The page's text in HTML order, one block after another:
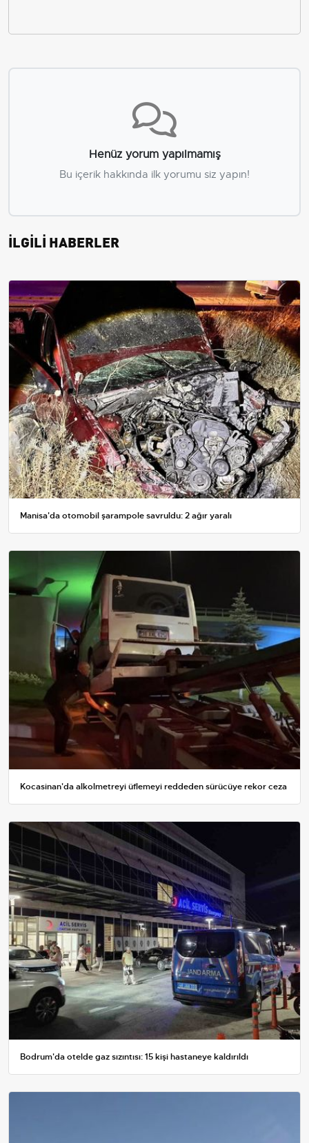
Henüz yorum yapılmamış
Bu içerik hakkında ilk yorumu siz yapın!
İLGİLİ HABERLER
Manisa'da otomobil şarampole savruldu: 2 ağır yaralı
Kocasinan'da alkolmetreyi üflemeyi reddeden sürücüye rekor ceza
Bodrum'da otelde gaz sızıntısı: 15 kişi hastaneye kaldırıldı